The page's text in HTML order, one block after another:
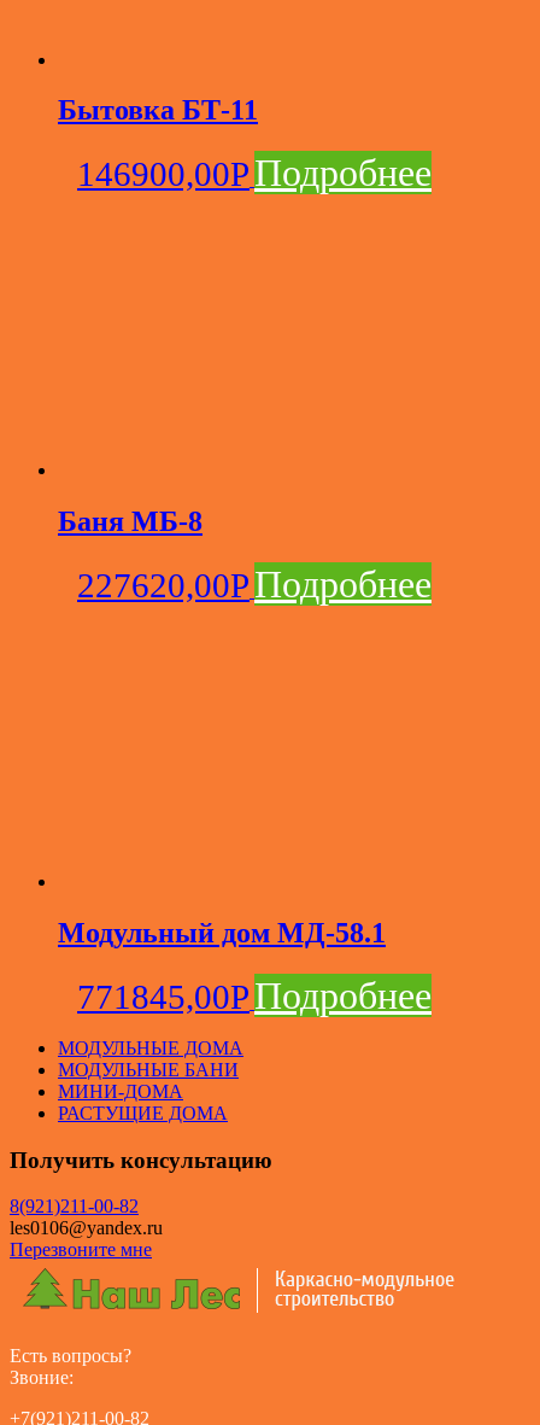
Бытовка БТ-11
146900,00РПодробнее
Баня МБ-8
227620,00РПодробнее
Модульный дом МД-58.1
771845,00РПодробнее
МОДУЛЬНЫЕ ДОМА
МОДУЛЬНЫЕ БАНИ
МИНИ-ДОМА
РАСТУЩИЕ ДОМА
Получить консультацию
8(921)211-00-82
les0106@yandex.ru
Перезвоните мне
Есть вопросы?
Звоние:
+7(921)211-00-82